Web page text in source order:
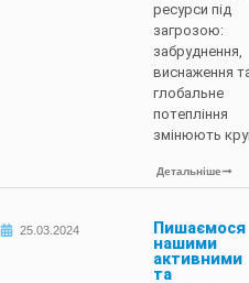
ресурси під
загрозою:
забруднення,
виснаження
глобальне
потепління
змінюють
Детальніше
25.03.2024
Пишаємося
нашими
активними
та